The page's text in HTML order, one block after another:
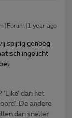
year ago
spijtig genoeg
ingelicht
dan het
De andere
dan sneller